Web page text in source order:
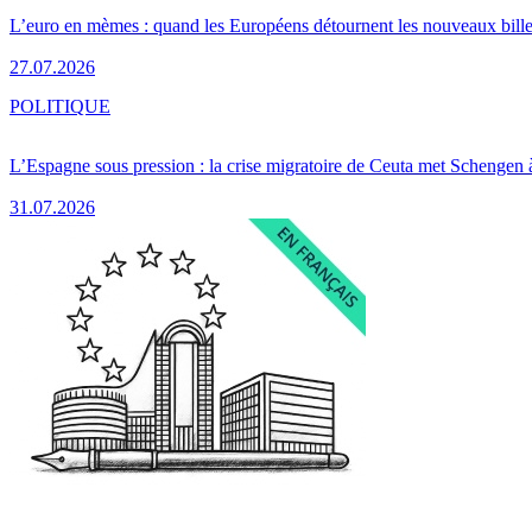
L’euro en mèmes : quand les Européens détournent les nouveaux
27.07.2026
L’Espagne sous pression : la crise migratoire de Ceuta met Schengen
31.07.2026
POLITIQUE